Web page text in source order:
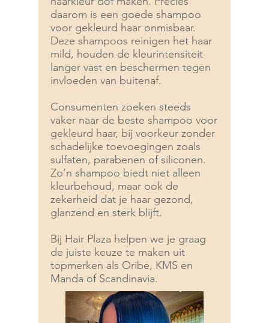
daarom is een goede shampoo
voor gekleurd haar onmisbaar.
Deze shampoos reinigen het haar
mild, houden de kleurintensiteit
langer vast en beschermen tegen
invloeden van buitenaf.
Consumenten zoeken steeds
vaker naar de beste shampoo voor
gekleurd haar, bij voorkeur zonder
schadelijke toevoegingen zoals
sulfaten, parabenen of siliconen.
Zo’n shampoo biedt niet alleen
kleurbehoud, maar ook de
zekerheid dat je haar gezond,
glanzend en sterk blijft.
Bij Hair Plaza helpen we je graag
de juiste keuze te maken uit
topmerken als Oribe, KMS en
Manda of Scandinavia.